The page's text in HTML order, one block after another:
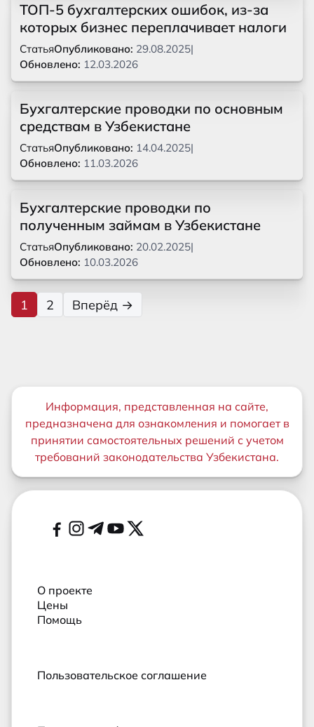
ТОП-5 бухгалтерских ошибок, из-за
которых бизнес переплачивает налоги
СтатьяОпубликовано: 29.08.2025|
Обновлено: 12.03.2026
Бухгалтерские проводки по основным
средствам в Узбекистане
СтатьяОпубликовано: 14.04.2025|
Обновлено: 11.03.2026
Бухгалтерские проводки по
полученным займам в Узбекистане
СтатьяОпубликовано: 20.02.2025|
Обновлено: 10.03.2026
1 2 Вперёд →
Важная информация
Информация, представленная на сайте,
предназначена для ознакомления и помогает в
принятии самостоятельных решений с учетом
требований законодательства Узбекистана.
Дополнительные ссылки
Социальные сети
О проекте
Цены
Помощь
Пользовательское соглашение